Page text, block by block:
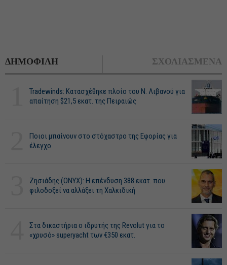
ΔΗΜΟΦΙΛΗ ΣΧΟΛΙΑΣΜΕΝΑ
Tradewinds: Κατασχέθηκε πλοίο του Ν. Λιβανού για
απαίτηση $21,5 εκατ. της Πειραιώς
Ποιοι μπαίνουν στο στόχαστρο της Εφορίας για
έλεγχο
Ζησιάδης (ONYX): Η επένδυση 388 εκατ. που
φιλοδοξεί να αλλάξει τη Χαλκιδική
Στα δικαστήρια ο ιδρυτής της Revolut για το
«χρυσό» superyacht των €350 εκατ.